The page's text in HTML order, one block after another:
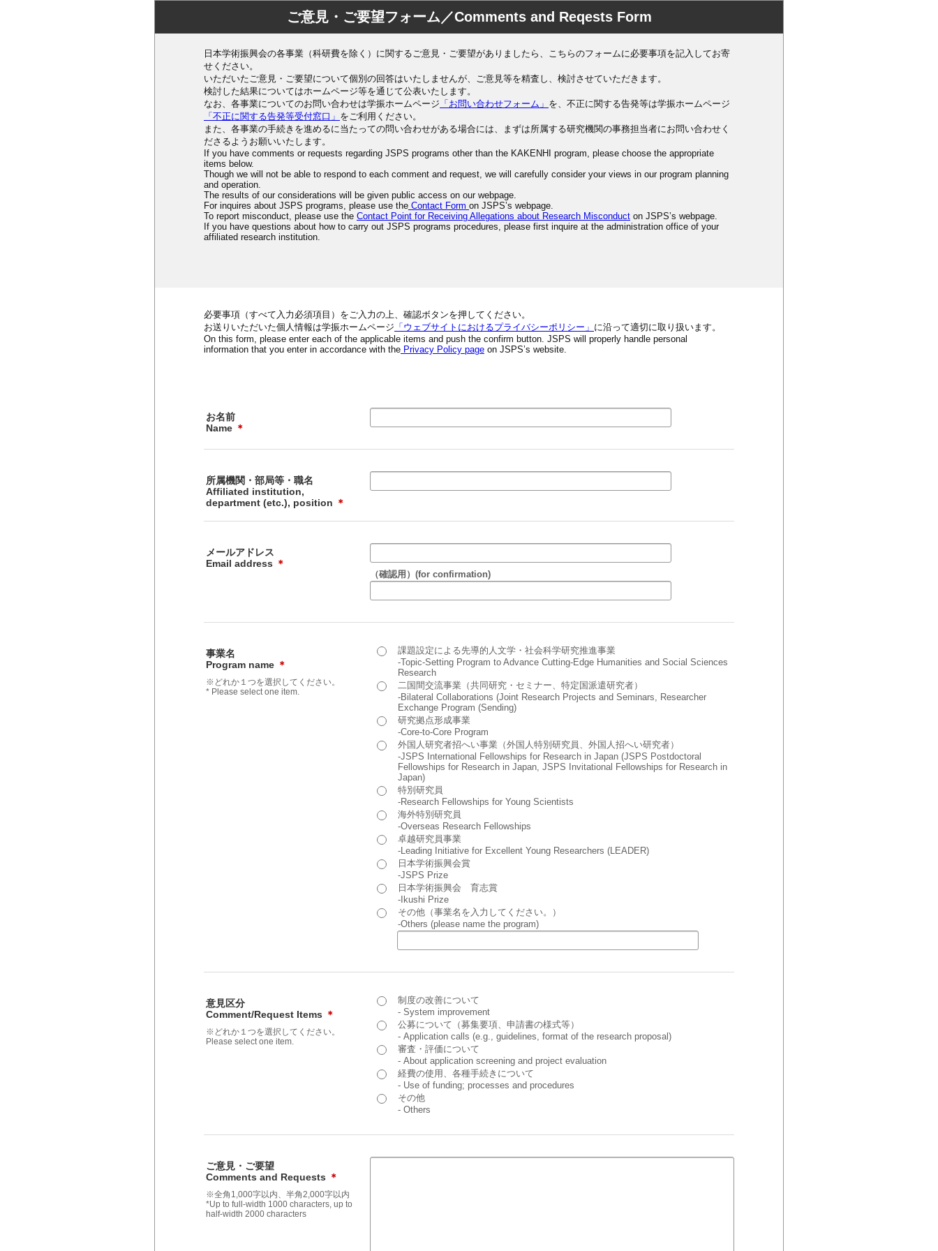
ご意見・ご要望フォーム／Comments and Reqests Form
日本学術振興会の各事業（科研費を除く）に関するご意見・ご要望がありましたら、こちらのフォームに必要事項を記入してお寄
せください。
いただいたご意見・ご要望について個別の回答はいたしませんが、ご意見等を精査し、検討させていただきます。
検討した結果についてはホームページ等を通じて公表いたします。
なお、各事業についてのお問い合わせは学振ホームページ 「お問い合わせフォーム」 を、不正に関する告発等は学振ホームページ
「不正に関する告発等受付窓口」 をご利用ください。
また、各事業の手続きを進めるに当たっての問い合わせがある場合には、まずは所属する研究機関の事務担当者にお問い合わせく
ださるようお願いいたします。
If you have comments or requests regarding JSPS programs other than the KAKENHI program, please choose the appropriate
items below.
Though we will not be able to respond to each comment and request, we will carefully consider your views in our program planning
and operation.
The results of our considerations will be given public access on our webpage.
For inquires about JSPS programs, please use the Contact Form on JSPS’s webpage.
To report misconduct, please use the Contact Point for Receiving Allegations about Research Misconduct on JSPS’s webpage.
If you have questions about how to carry out JSPS programs procedures, please first inquire at the administration office of your
affiliated research institution.
必要事項（すべて入力必須項目）をご入力の上、確認ボタンを押してください。
お送りいただいた個人情報は学振ホームページ 「ウェブサイトにおけるプライバシーポリシー」 に沿って適切に取り扱います。
On this form, please enter each of the applicable items and push the confirm button. JSPS will properly handle personal
information that you enter in accordance with the Privacy Policy page on JSPS’s website.
お名前
Name ＊
所属機関・部局等・職名
Affiliated institution,
department (etc.), position ＊
メールアドレス
Email address ＊
（確認用）(for confirmation)
事業名
Program name ＊
※どれか１つを選択してください。
* Please select one item.
課題設定による先導的人文学・社会科学研究推進事業
-Topic-Setting Program to Advance Cutting-Edge Humanities and Social Sciences
Research
二国間交流事業（共同研究・セミナー、特定国派遣研究者）
-Bilateral Collaborations (Joint Research Projects and Seminars, Researcher
Exchange Program (Sending)
研究拠点形成事業
-Core-to-Core Program
外国人研究者招へい事業（外国人特別研究員、外国人招へい研究者）
-JSPS International Fellowships for Research in Japan (JSPS Postdoctoral
Fellowships for Research in Japan, JSPS Invitational Fellowships for Research in
Japan)
特別研究員
-Research Fellowships for Young Scientists
海外特別研究員
-Overseas Research Fellowships
卓越研究員事業
-Leading Initiative for Excellent Young Researchers (LEADER)
日本学術振興会賞
-JSPS Prize
日本学術振興会 育志賞
-Ikushi Prize
その他（事業名を入力してください。）
-Others (please name the program)
意見区分
Comment/Request Items ＊
※どれか１つを選択してください。
Please select one item.
制度の改善について
- System improvement
公募について（募集要項、申請書の様式等）
- Application calls (e.g., guidelines, format of the research proposal)
審査・評価について
- About application screening and project evaluation
経費の使用、各種手続きについて
- Use of funding; processes and procedures
その他
- Others
ご意見・ご要望
Comments and Requests ＊
※全角1,000字以内、半角2,000字以内
*Up to full-width 1000 characters, up to
half-width 2000 characters